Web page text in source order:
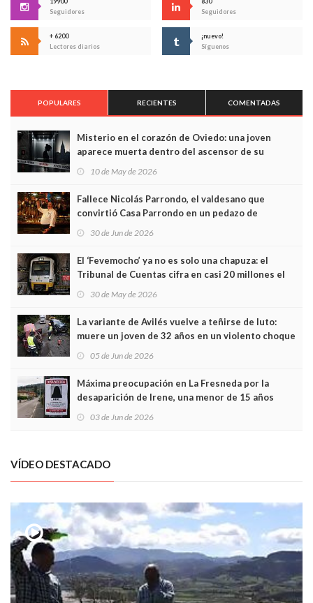
Seguidores
Seguidores
+ 6200
Lectores diarios
¡nuevo!
Síguenos
POPULARES RECIENTES COMENTADAS
Misterio en el corazón de Oviedo: una joven
aparece muerta dentro del ascensor de su
edificio y las cámaras captan sus últimos minutos
10 de May de 2026
Fallece Nicolás Parrondo, el valdesano que
convirtió Casa Parrondo en un pedazo de
Asturias en Madrid
30 de Jun de 2026
El ‘Fevemocho’ ya no es solo una chapuza: el
Tribunal de Cuentas cifra en casi 20 millones el
sobrecoste de los trenes que no cabían por los
30 de May de 2026
La variante de Avilés vuelve a teñirse de luto:
muere un joven de 32 años en un violento choque
frontal
05 de Jun de 2026
Máxima preocupación en La Fresneda por la
desaparición de Irene, una menor de 15 años
03 de Jun de 2026
VÍDEO DESTACADO